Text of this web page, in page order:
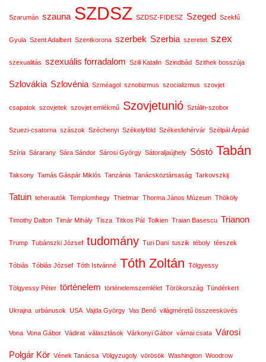
Szarumán szauna SZDSZ SZDSZ-FIDESZ Szeged Szekfű
Gyula Szent Adalbert Szentkorona szerbek Szerbia szeretet szex
szexualitás szexuális forradalom Szili Katalin Szindbád Szithek bosszúja
Szlovákia Szlovénia Szméagol sznobizmus szocializmus szovjet
csapatok szovjetek szovjet emlékmű Szovjetunió Sztálin-szobor
Szuezi-csatorna szászok Széchenyi Székelyföld Székesfehérvár Szélpál Árpád
Szíria Sárarany Sára Sándor Sárosi György Sátoraljaújhely Sóstó Tabán
Taksony Tamás Gáspár Miklós Tanzánia Tanácsköztársaság Tarkovszkij
Tatuin teherautók Templomhegy Thietmar Thorma János Múzeum Thököly
Timothy Dalton Timár Mihály Tisza Titkos Pál Tolkien Traian Basescu Trianon
Trump Tubánszki József tudomány Turi Dani tuszik téboly téeszek
Tóbiás Tóbiás József Tóth Istvánné Tóth Zoltán Tölgyessy
Tölgyessy Péter történelem történelemszemlélet Törökország Tündérkert
Ukrajna urbánusok USA Vajda György Vas Benő világméretű összeesküvés
Vona Vona Gábor Vádirat választások Várkonyi Gábor várnai csata Városi
Polgár Kör Vének Tanácsa Völgyzugoly vörösök Washington Woodrow